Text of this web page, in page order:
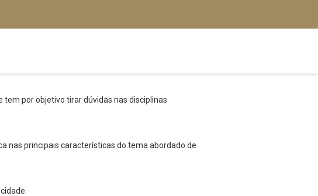
por objetivo tirar dúvidas nas disciplinas
nas principais características do tema abordado de